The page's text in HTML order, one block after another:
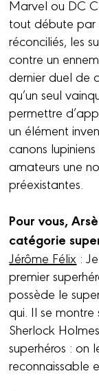
Marvel ou DC
tout débute par
réconciliés, les
contre un
dernier duel de
qu’un seul
permettre
un élément
canons
amateurs une
préexistantes.
Pour vous,
catégorie
Jérôme Félix :
premier
possède le
qui. Il se montre
Sherlock
superhéros : on
reconnaissable